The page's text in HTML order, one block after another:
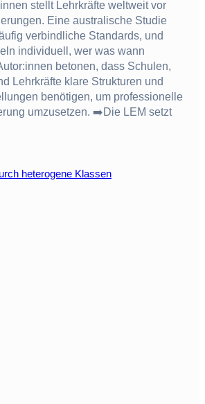
stellt Lehrkräfte weltweit vor
Eine australische Studie
verbindliche Standards, und
individuell, wer was wann
betonen, dass Schulen,
Lehrkräfte klare Strukturen und
benötigen, um professionelle
umzusetzen. ➡️Die LEM setzt